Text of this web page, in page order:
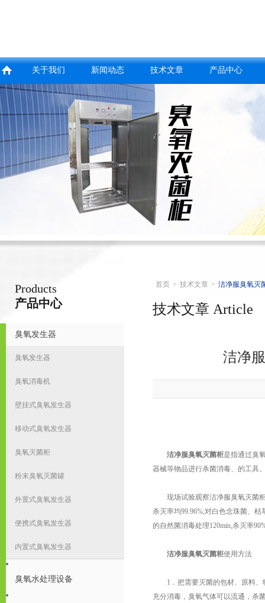
南京皇明臭氧机电设备厂
关于我们 新闻动态 技术文章 产品中心
Products
产品中心
臭氧发生器
臭氧发生器
臭氧消毒机
壁挂式臭氧发生器
移动式臭氧发生器
臭氧灭菌柜
粉末臭氧灭菌罐
外置式臭氧发生器
便携式臭氧发生器
内置式臭氧发生器
臭氧水处理设备
首页 > 技术文章 > 洁净服臭氧灭
技术文章 Article
洁净
洁净服臭氧灭菌柜是指通过臭
器械等物品进行杀菌消毒、的工具
现场试验观察洁净服臭氧灭菌柜
杀灭率均99.96%;对白色念珠菌、
的自然菌消毒处理120min,杀灭率
洁净服臭氧灭菌柜使用方法
1．把需要灭菌的包材、原料、
充分消毒，臭氧气体可以流通，杀